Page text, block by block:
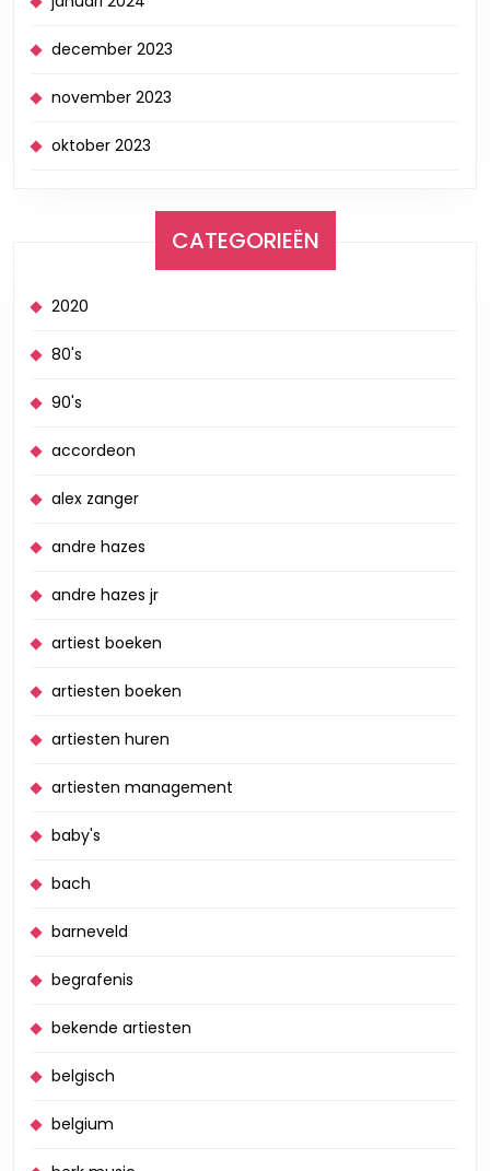
december 2023
november 2023
oktober 2023
CATEGORIEËN
2020
80's
90's
accordeon
alex zanger
andre hazes
andre hazes jr
artiest boeken
artiesten boeken
artiesten huren
artiesten management
baby's
bach
barneveld
begrafenis
bekende artiesten
belgisch
belgium